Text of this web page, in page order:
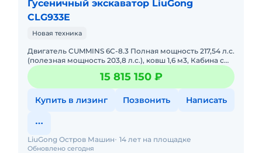
Гусеничный экскаватор LiuGong
CLG933E
Новая техника
Двигатель CUMMINS 6C-8.3 Полная мощность 217,54 л.с.
(полезная мощность 203,8 л.с.), ковш 1,6 м3, Кабина с
интегрированной защитой ROPS (ISO 12117-2), сигнал дв
15 815 150 ₽
Купить в лизинг Позвонить Написать
Обновлено сегодня
LiuGong Остров Машин 14 лет на площадке